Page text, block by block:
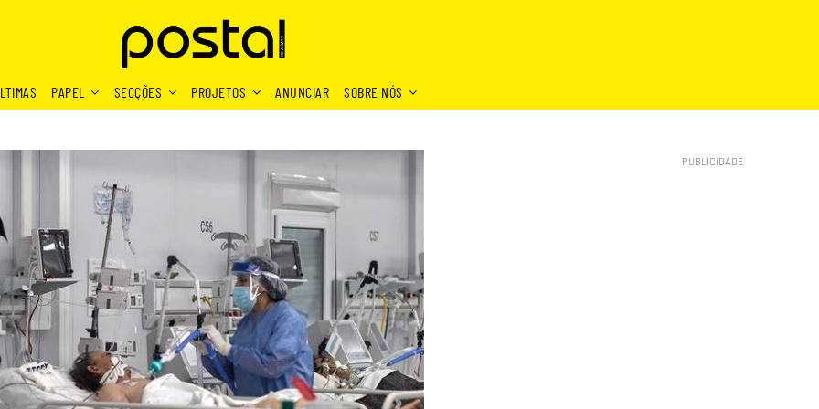
PAPEL SECÇÕES PROJETOS ANUNCIAR SOBRE NÓS